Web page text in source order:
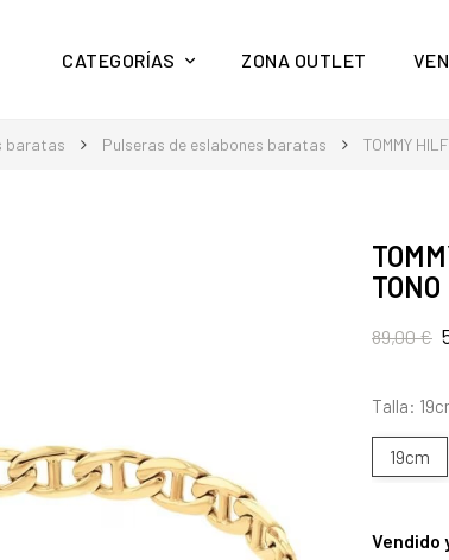
y mucho más en Aquí
CATEGORÍAS ZONA OUTLET
baratas Pulseras de eslabones baratas TOMMY
TONO
89,00 €
Talla:
19cm
Vendido